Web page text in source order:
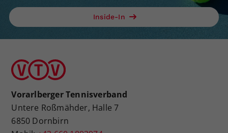
Inside-In
Vorarlberger Tennisverband
Untere Roßmähder, Halle 7
6850 Dornbirn